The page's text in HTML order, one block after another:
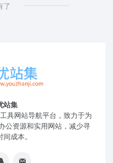
了
站集
具网站导航平台，致力于为
公资源和实用网站，减少寻
成本。